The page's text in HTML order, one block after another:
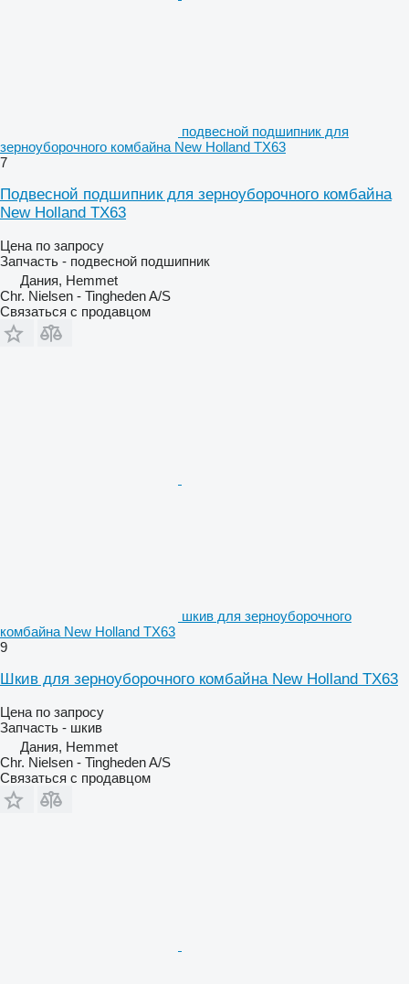
подвесной подшипник для
зерноуборочного комбайна New Holland TX63
7
Подвесной подшипник для зерноуборочного комбайна
New Holland TX63
Цена по запросу
Запчасть - подвесной подшипник
Дания, Hemmet
Chr. Nielsen - Tingheden A/S
Связаться с продавцом
шкив для зерноуборочного
комбайна New Holland TX63
9
Шкив для зерноуборочного комбайна New Holland TX63
Цена по запросу
Запчасть - шкив
Дания, Hemmet
Chr. Nielsen - Tingheden A/S
Связаться с продавцом